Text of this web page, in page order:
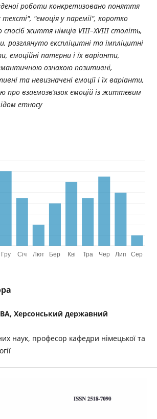
роботи конкретизовано поняття
тексті", "емоція у паремії", коротко
спосіб життя німців VIII–XVIII століть,
розглянуто експліцитні та імпліцитні
емоційні патерни і їх варіанти,
ознакою позитивні,
та невизначені емоції і їх варіанти,
про взаємозв’язок емоцій із життєвим
етносу
Херсонський державний
наук, професор кафедри німецької та